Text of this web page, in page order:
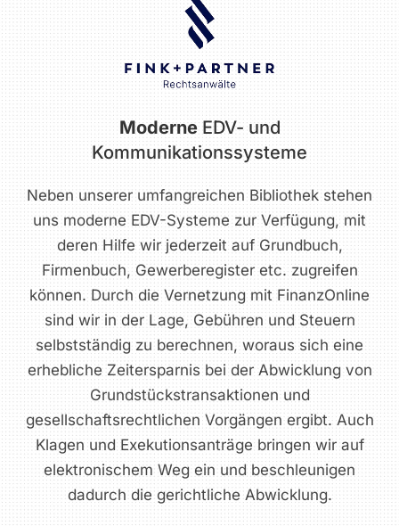
ModerneEDV- und
Kommunikationssysteme
Neben unserer umfangreichen Bibliothek stehen
uns moderne EDV-Systeme zur Verfügung, mit
deren Hilfe wir jederzeit auf Grundbuch,
Firmenbuch, Gewerberegister etc. zugreifen
können. Durch die Vernetzung mit FinanzOnline
sind wir in der Lage, Gebühren und Steuern
selbstständig zu berechnen, woraus sich eine
erhebliche Zeitersparnis bei der Abwicklung von
Grundstückstransaktionen und
gesellschaftsrechtlichen Vorgängen ergibt. Auch
Klagen und Exekutionsanträge bringen wir auf
elektronischem Weg ein und beschleunigen
dadurch die gerichtliche Abwicklung.